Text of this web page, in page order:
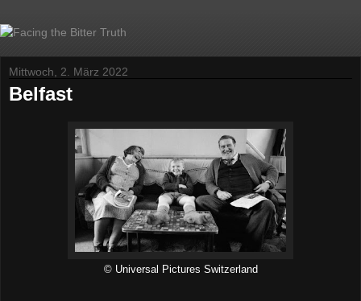
Mittwoch, 2. März 2022
Belfast
© Universal Pictures Switzerland